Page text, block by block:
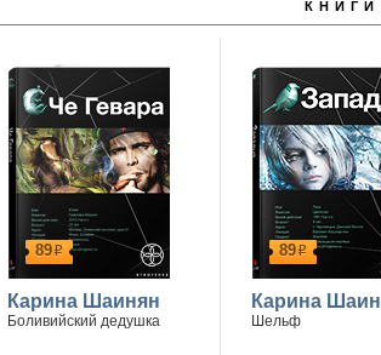
КНИГИ
89р
Карина Шаинян
Боливийский дедушка
89р
Карина
Шельф